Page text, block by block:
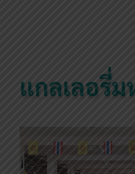
แกลเลอรี่